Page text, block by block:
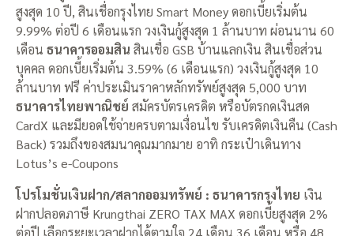
สูงสุด 10 ปี, สินเชื่อกรุงไทย Smart Money ดอกเบี้ยเริ่มต้น
9.99% ต่อปี 6 เดือนแรก วงเงินกู้สูงสุด 1 ล้านบาท ผ่อนนาน 60
เดือน ธนาคารออมสิน สินเชื่อ GSB บ้านแลกเงิน สินเชื่อส่วน
บุคคล ดอกเบี้ยเริ่มต้น 3.59% (6 เดือนแรก) วงเงินกู้สูงสุด 10
ล้านบาท ฟรี ค่าประเมินราคาหลักทรัพย์สูงสุด 5,000 บาท
ธนาคารไทยพาณิชย์ สมัครบัตรเครดิต หรือบัตรกดเงินสด
CardX และมียอดใช้จ่ายครบตามเงื่อนไข รับเครดิตเงินคืน (Cash
Back) รวมถึงของสมนาคุณมากมาย อาทิ กระเป๋าเดินทาง
Lotus’s e-Coupons
โปรโมชั่นเงินฝาก/สลากออมทรัพย์ : ธนาคารกรุงไทย เงิน
ฝากปลอดภาษี Krungthai ZERO TAX MAX ดอกเบี้ยสูงสุด 2%
ต่อปี เลือกระยะเวลาฝากได้ตามใจ 24 เดือน 36 เดือน หรือ 48